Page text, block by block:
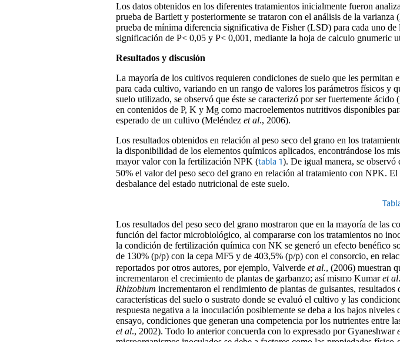
Los datos obtenidos en los diferentes tratamientos inicialmente fueron
prueba de Bartlett y posteriormente se trataron con el análisis de la
prueba de mínima diferencia significativa de Fisher (LSD) para cada uno
significación de P< 0,05 y P< 0,001, mediante la hoja de calculo gnumeric
Resultados y discusión
La mayoría de los cultivos requieren condiciones de suelo que les
para cada cultivo, variando en un rango de valores los parámetros físicos y
suelo utilizado, se observó que éste se caracterizó por ser fuertemente
en contenidos de P, K y Mg como macroelementos nutritivos disponibles
esperado de un cultivo (Meléndez et al., 2006).
Los resultados obtenidos en relación al peso seco del grano en los
la disponibilidad de los elementos químicos aplicados, encontrándose los
mayor valor con la fertilización NPK (tabla 1). De igual manera, se
50% el valor del peso seco del grano en relación al tratamiento con NPK.
desbalance del estado nutricional de este suelo.
Los resultados del peso seco del grano mostraron que en la mayoría de las
función del factor microbiológico, al compararse con los tratamientos no
la condición de fertilización química con NK se generó un efecto benéfico
de 130% (p/p) con la cepa MF5 y de 403,5% (p/p) con el consorcio, en
reportados por otros autores, por ejemplo, Valverde et al., (2006) muestran
incrementaron el crecimiento de plantas de garbanzo; así mismo Kumaret al
Rhizobium incrementaron el rendimiento de plantas de guisantes,
características del suelo o sustrato donde se evaluó el cultivo y las
respuesta negativa a la inoculación posiblemente se deba a los bajos
ensayo, condiciones que generan una competencia por los nutrientes entre
et al., 2002). Todo lo anterior concuerda con lo expresado por Gyaneshwar